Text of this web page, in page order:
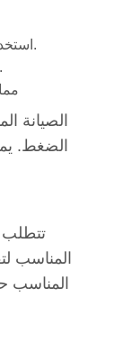
استخدم صمامات التحكم في التدفق لتعديل الطلب.
مراقبة استجابة المنفاخ لزيادة الحمل المتزايد.
الصيانة
الضغط.
تتطلب
المناسب
المناسب